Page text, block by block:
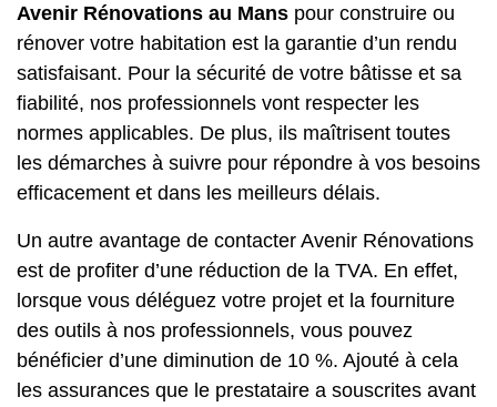
Avenir Rénovations au Mans pour construire ou
rénover votre habitation est la garantie d’un rendu
satisfaisant. Pour la sécurité de votre bâtisse et sa
fiabilité, nos professionnels vont respecter les
normes applicables. De plus, ils maîtrisent toutes
les démarches à suivre pour répondre à vos besoins
efficacement et dans les meilleurs délais.
Un autre avantage de contacter Avenir Rénovations
est de profiter d’une réduction de la TVA. En effet,
lorsque vous déléguez votre projet et la fourniture
des outils à nos professionnels, vous pouvez
bénéficier d’une diminution de 10 %. Ajouté à cela
les assurances que le prestataire a souscrites avant